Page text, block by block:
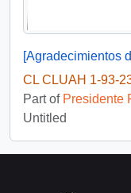
CL CLUAH 1-93-
Part of Presidente
Untitled